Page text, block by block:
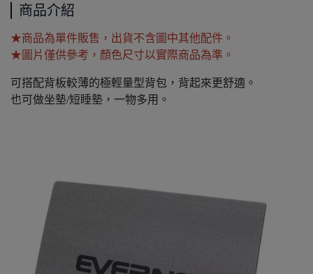
商品介紹
★商品為單件販售，出貨不含圖中其他配件。
★圖片僅供參考，顏色尺寸以實際商品為準。
可搭配背板較薄的極輕量型背包，背起來更舒適。
也可做坐墊/短睡墊，一物多用。